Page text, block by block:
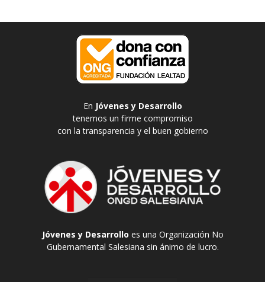
En Jóvenes y Desarrollo
tenemos un firme compromiso
con la transparencia y el buen gobierno
Jóvenes y Desarrollo es una Organización No
Gubernamental Salesiana sin ánimo de lucro.